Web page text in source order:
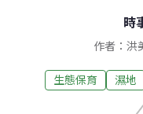
時
作者：洪
生態保育 濕地